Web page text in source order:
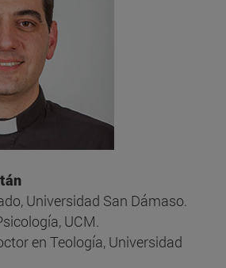
Universidad San Dámaso.
UCM.
en Teología, Universidad